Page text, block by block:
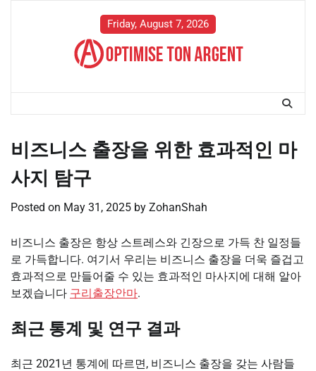
Friday, August 7, 2026
비즈니스 출장을 위한 효과적인 마
사지 탐구
Posted on May 31, 2025 by ZohanShah
비즈니스 출장은 항상 스트레스와 긴장으로 가득 찬 일정들
로 가득합니다. 여기서 우리는 비즈니스 출장을 더욱 즐겁고
효과적으로 만들어줄 수 있는 효과적인 마사지에 대해 알아
보겠습니다 구리출장안마.
최근 통계 및 연구 결과
최근 2021년 통계에 따르면, 비즈니스 출장을 갖는 사람들